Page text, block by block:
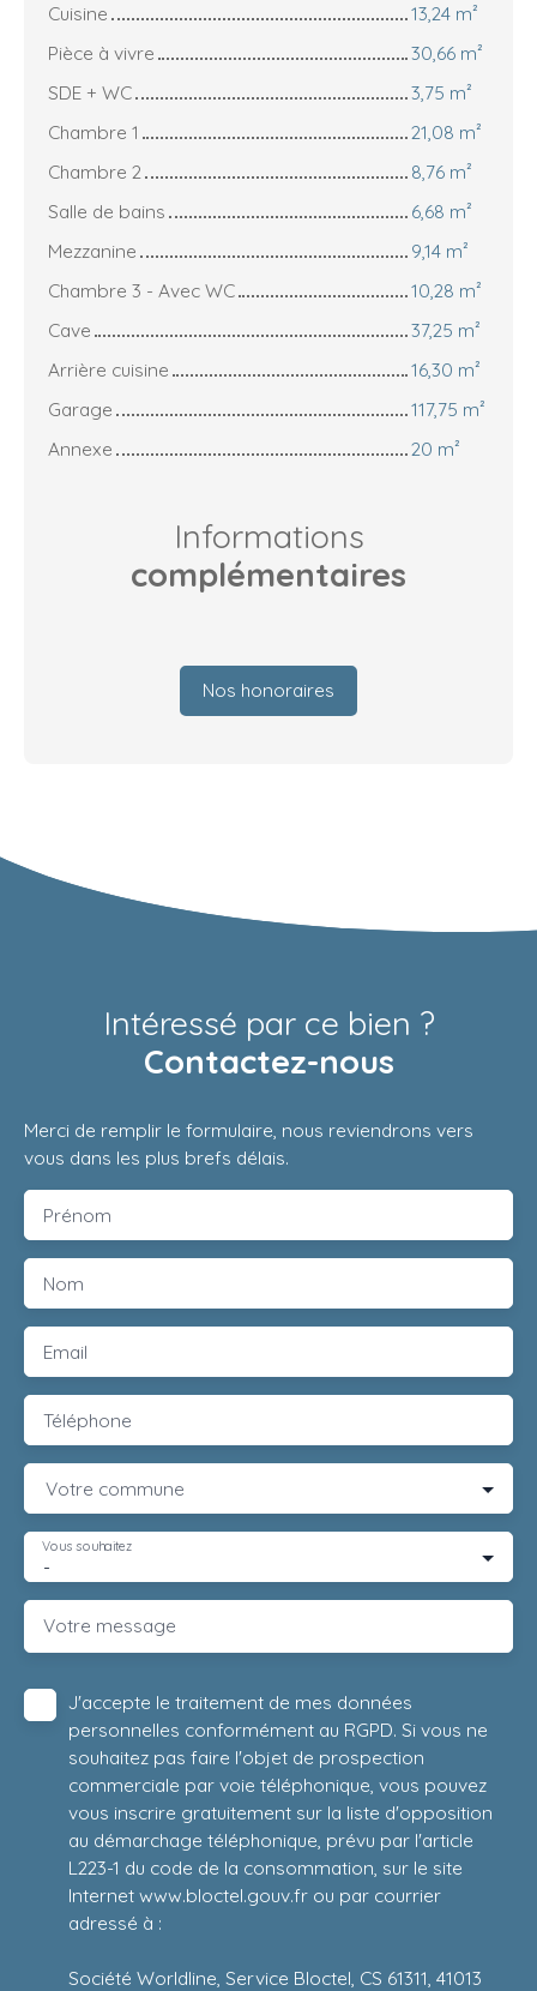
Cuisine
13,24 m²
Pièce à vivre
30,66 m²
SDE + WC
3,75 m²
Chambre 1
21,08 m²
Chambre 2
8,76 m²
Salle de bains
6,68 m²
Mezzanine
9,14 m²
Chambre 3 - Avec WC
10,28 m²
Cave
37,25 m²
Arrière cuisine
16,30 m²
Garage
117,75 m²
Annexe
20 m²
Informations
complémentaires
Nos honoraires
Intéressé par ce bien ?
Contactez-nous
Merci de remplir le formulaire, nous reviendrons vers
vous dans les plus brefs délais.
Prénom
Nom
Email
Téléphone
Votre commune
-
Vous souhaitez
Votre message
J'accepte le traitement de mes données
personnelles conformément au RGPD. Si vous ne
souhaitez pas faire l'objet de prospection
commerciale par voie téléphonique, vous pouvez
vous inscrire gratuitement sur la liste d'opposition
au démarchage téléphonique, prévu par l'article
L223-1 du code de la consommation, sur le site
Internet www.bloctel.gouv.fr ou par courrier
adressé à :
Société Worldline, Service Bloctel, CS 61311, 41013